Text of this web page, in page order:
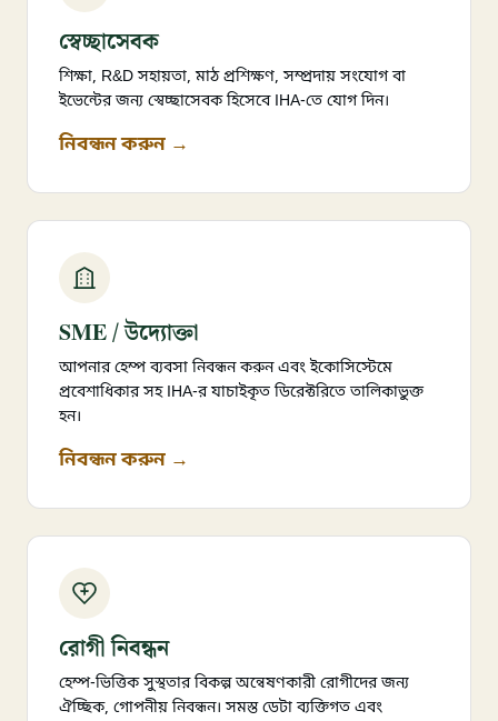
স্বেচ্ছাসেবক
শিক্ষা, R&D সহায়তা, মাঠ প্রশিক্ষণ, সম্প্রদায় সংযোগ বা
ইভেন্টের জন্য স্বেচ্ছাসেবক হিসেবে IHA-তে যোগ দিন।
নিবন্ধন করুন →
SME / উদ্যোক্তা
আপনার হেম্প ব্যবসা নিবন্ধন করুন এবং ইকোসিস্টেমে
প্রবেশাধিকার সহ IHA-র যাচাইকৃত ডিরেক্টরিতে তালিকাভুক্ত
হন।
নিবন্ধন করুন →
রোগী নিবন্ধন
হেম্প-ভিত্তিক সুস্থতার বিকল্প অন্বেষণকারী রোগীদের জন্য
ঐচ্ছিক, গোপনীয় নিবন্ধন। সমস্ত ডেটা ব্যক্তিগত এবং